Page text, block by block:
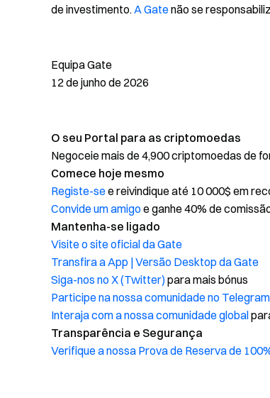
de investimento.A Gatenão se
Equipa Gate
12 de junho de 2026
O seu Portal para as criptomoedas
Negoceie mais de 4,900 criptomoedas de
Comece hoje mesmo
Registe-see reivindique até 10 000$ em
Convide um amigo e ganhe 40% de
Mantenha-se ligado
Visite o site oficial da Gate
Transfira a App | Versão Desktop da Gate
Siga-nos no X (Twitter)para mais bónus
Participe na nossa comunidade no Telegram
Interaja com a nossa comunidade global
Transparência e Segurança
Verifique a nossa Prova de Reserva de